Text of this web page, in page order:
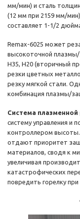
мм/мин) и сталь
(12 мм при 2159 мм/
составляет 1-1/2
Remax-6025 может
высокоточной плазмы/
H35, H20 (вторичный
резки цветных
резку мягкой стали.
комбинация плазмы/
Система плазменной
систему управления и
контроллером
отдают приоритет
материалов, сводя к
увеличивая
катастрофических
повредить горелку